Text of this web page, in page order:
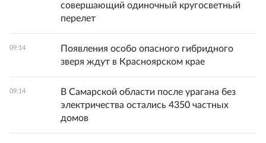
совершающий одиночный кругосветный
перелет
09:14
Появления особо опасного гибридного
зверя ждут в Красноярском крае
09:14
В Самарской области после урагана без
электричества остались 4350 частных
домов